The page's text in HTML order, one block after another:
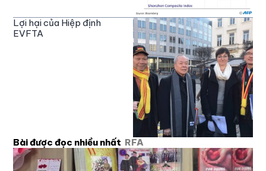
Lợi hại của Hiệp định
EVFTA
Bài được đọc nhiều nhất RFA